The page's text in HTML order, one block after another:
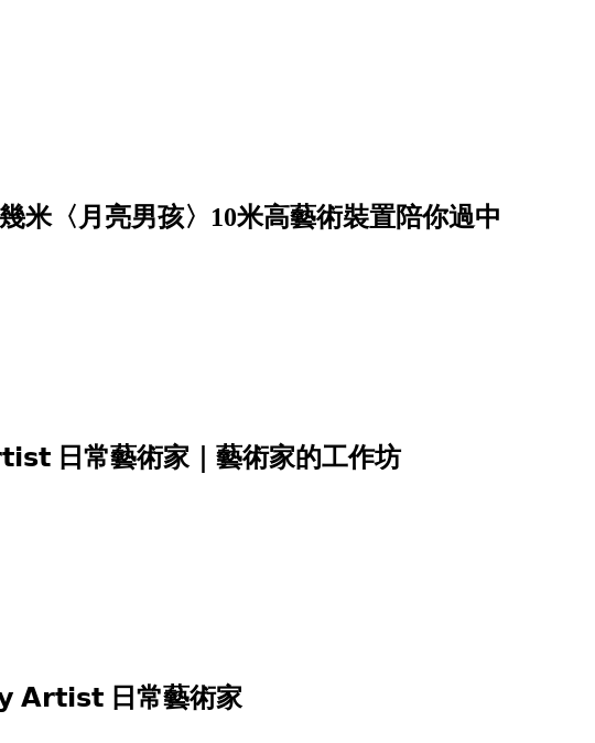
米〈月亮男孩〉10米高藝術裝置陪你過中
日常藝術家｜藝術家的工作坊
日常藝術家